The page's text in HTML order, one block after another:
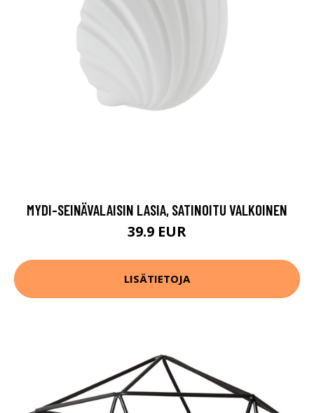
MYDI-SEINÄVALAISIN LASIA, SATINOITU VALKOINEN
39.9 EUR
LISÄTIETOJA